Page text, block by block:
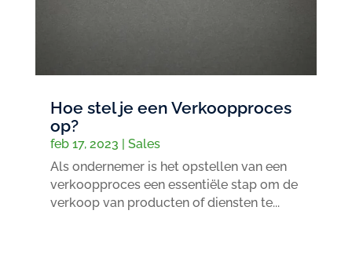
Hoe stel je een Verkoopproces
op?
feb 17, 2023 | Sales
Als ondernemer is het opstellen van een
verkoopproces een essentiële stap om de
verkoop van producten of diensten te...